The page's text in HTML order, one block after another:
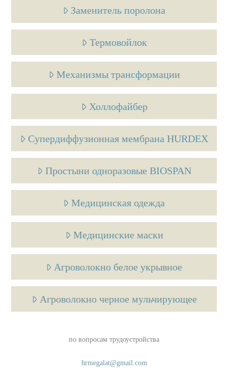
Заменитель поролона
Термовойлок
Механизмы трансформации
Холлофайбер
Супердиффузионная мембрана HURDEX
Простыни одноразовые BIOSPAN
Медицинская одежда
Медицинские маски
Агроволокно белое укрывное
Агроволокно черное мульчирующее
по вопросам трудоустройства
hrmegalat@gmail.com